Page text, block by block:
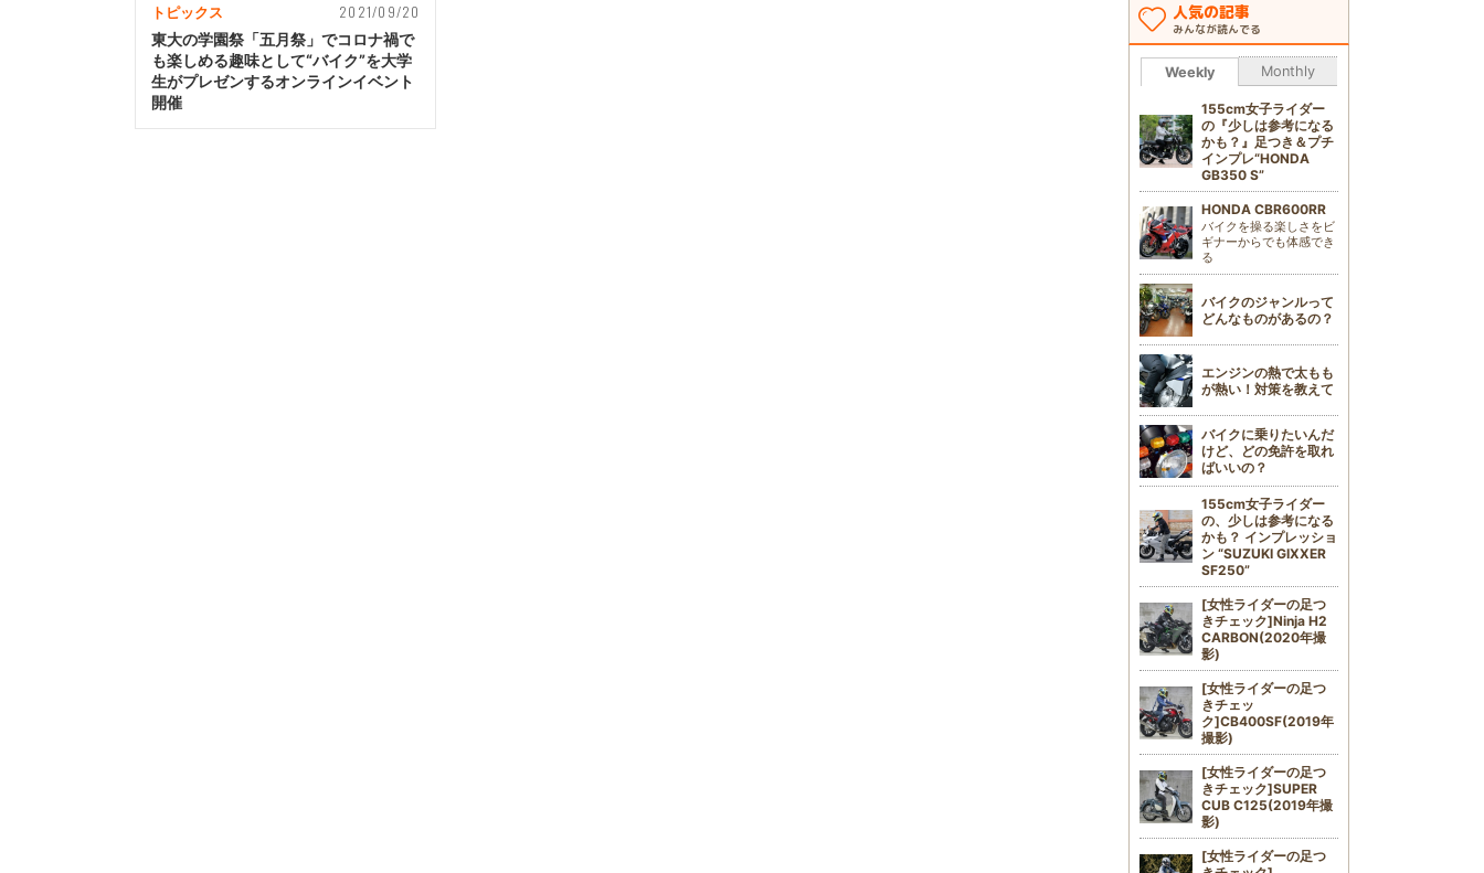
トピックス 2021/09/20
東大の学園祭「五月祭」でコロナ禍で
も楽しめる趣味として“バイク”を大学
生がプレゼンするオンラインイベント
開催
人気の記事
みんなが読んでる
Weekly Monthly
155cm女子ライダー
の『少しは参考になる
かも？』足つき＆プチ
インプレ“HONDA
GB350 S”
HONDA CBR600RR
バイクを操る楽しさをビ
ギナーからでも体感でき
る
バイクのジャンルって
どんなものがあるの？
エンジンの熱で太もも
が熱い！対策を教えて
バイクに乗りたいんだ
けど、どの免許を取れ
ばいいの？
155cm女子ライダー
の、少しは参考になる
かも？ インプレッショ
ン “SUZUKI GIXXER
SF250”
[女性ライダーの足つ
きチェック]Ninja H2
CARBON(2020年撮
影)
[女性ライダーの足つ
きチェッ
ク]CB400SF(2019年
撮影)
[女性ライダーの足つ
きチェック]SUPER
CUB C125(2019年撮
影)
[女性ライダーの足つ